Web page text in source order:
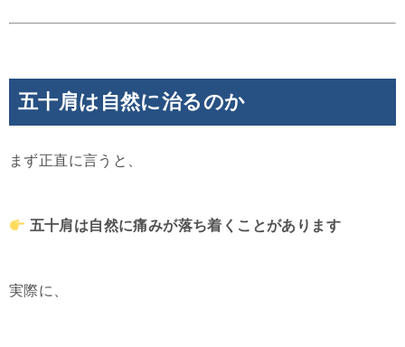
五十肩は自然に治るのか
まず正直に言うと、
五十肩は自然に痛みが落ち着くことがあります
実際に、